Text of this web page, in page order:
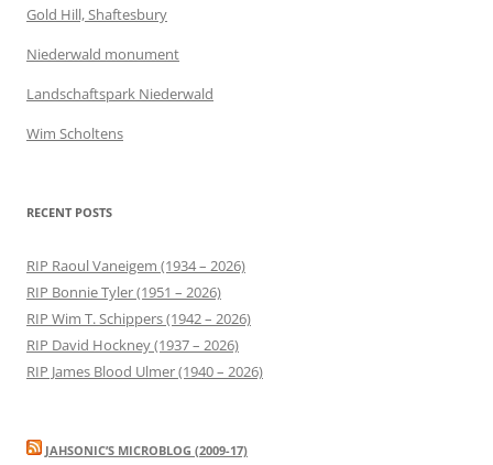
Gold Hill, Shaftesbury
Niederwald monument
Landschaftspark Niederwald
Wim Scholtens
RECENT POSTS
RIP Raoul Vaneigem (1934 – 2026)
RIP Bonnie Tyler (1951 – 2026)
RIP Wim T. Schippers (1942 – 2026)
RIP David Hockney (1937 – 2026)
RIP James Blood Ulmer (1940 – 2026)
JAHSONIC’S MICROBLOG (2009-17)